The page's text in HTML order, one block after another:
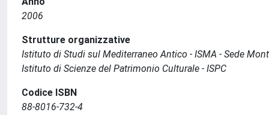
2006
Strutture organizzative
Istituto di Studi sul Mediterraneo Antico - ISMA - Sede
Istituto di Scienze del Patrimonio Culturale - ISPC
Codice ISBN
88-8016-732-4